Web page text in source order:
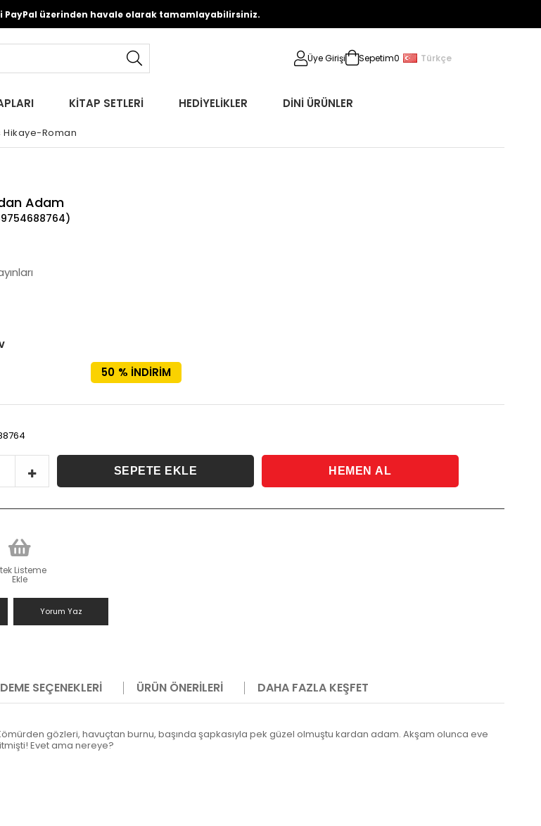
PayPal üzerinden havale olarak tamamlayabilirsiniz.
Üye Girişi Sepetim0 Türkçe
KİTAP SETLERİ HEDİYELİKLER DİNİ ÜRÜNLER
Hikaye-Roman
Adam
%
50 İNDIRIM
Listeme
Ekle
Yorum Yaz
SEÇENEKLERI ÜRÜN ÖNERILERI DAHA FAZLA KEŞFET
gözleri, havuçtan burnu, başında şapkasıyla pek güzel olmuştu kardan adam. Akşam olunca eve
Evet ama nereye?